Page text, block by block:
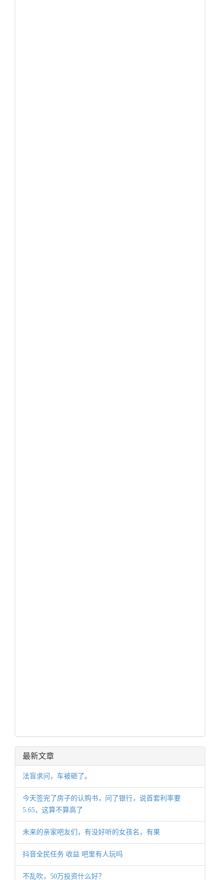
最新文章
法盲求问，车被砸了。
今天签完了房子的认购书，问了银行，说首套利率要
5.65，这算不算高了
未来的亲家吧友们，有没好听的女孩名，有果
抖音全民任务 收益 吧里有人玩吗
不乱吹，50万投资什么好？